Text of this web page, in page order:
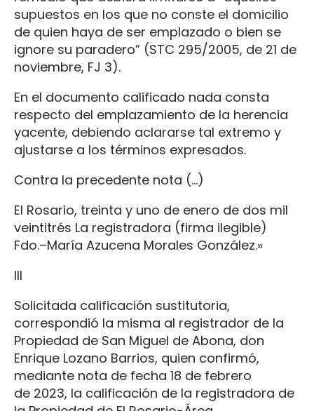
supuestos en los que no conste el domicilio
de quien haya de ser emplazado o bien se
ignore su paradero” (STC 295/2005, de 21 de
noviembre, FJ 3).
En el documento calificado nada consta
respecto del emplazamiento de la herencia
yacente, debiendo aclararse tal extremo y
ajustarse a los términos expresados.
Contra la precedente nota (…)
El Rosario, treinta y uno de enero de dos mil
veintitrés La registradora (firma ilegible)
Fdo.–María Azucena Morales González.»
III
Solicitada calificación sustitutoria,
correspondió la misma al registrador de la
Propiedad de San Miguel de Abona, don
Enrique Lozano Barrios, quien confirmó,
mediante nota de fecha 18 de febrero
de 2023, la calificación de la registradora de